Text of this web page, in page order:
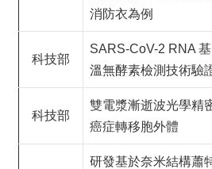
RESOURCES
消防衣為例
科技部
SARS-CoV-2 RNA
溫無酵素檢測技術驗
科技部
雙電漿漸逝波光學精
癌症轉移胞外體
研發基於奈米結構蕭